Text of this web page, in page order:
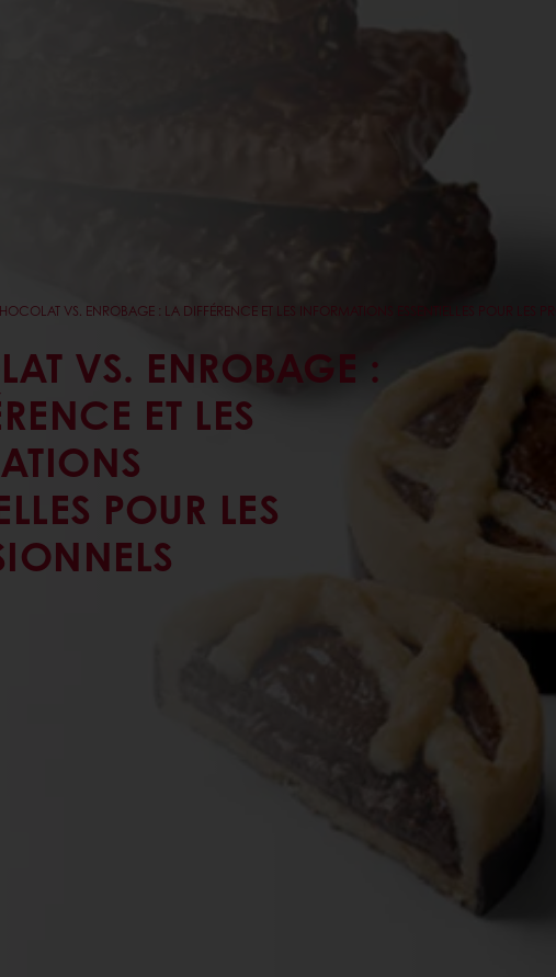
VS. ENROBAGE : LA DIFFÉRENCE ET LES INFORMATIONS ESSENTIELLES POUR LES
VS. ENROBAGE :
ET LES
POUR LES